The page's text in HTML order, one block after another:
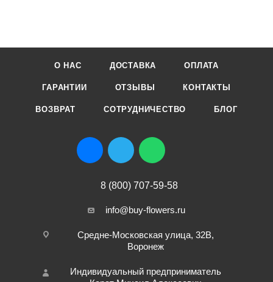
О НАС ДОСТАВКА ОПЛАТА
ГАРАНТИИ ОТЗЫВЫ КОНТАКТЫ
ВОЗВРАТ СОТРУДНИЧЕСТВО БЛОГ
8 (800) 707-59-58
info@buy-flowers.ru
Средне-Московская улица, 32В,
Воронеж
Индивидуальный предприниматель